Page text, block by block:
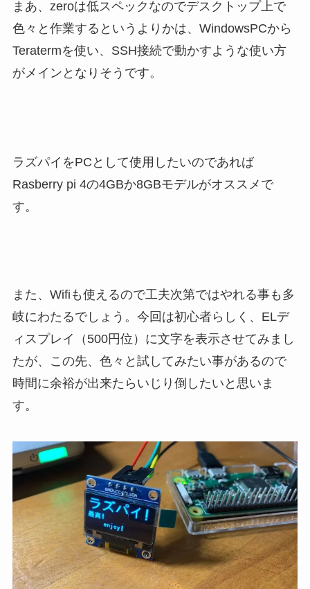
まあ、zeroは低スペックなのでデスクトップ上で
色々と作業するというよりかは、WindowsPCから
Teratermを使い、SSH接続で動かすような使い方
がメインとなりそうです。
ラズパイをPCとして使用したいのであれば
Rasberry pi 4の4GBか8GBモデルがオススメで
す。
また、Wifiも使えるので工夫次第ではやれる事も多
岐にわたるでしょう。今回は初心者らしく、ELデ
ィスプレイ（500円位）に文字を表示させてみまし
たが、この先、色々と試してみたい事があるので
時間に余裕が出来たらいじり倒したいと思いま
す。